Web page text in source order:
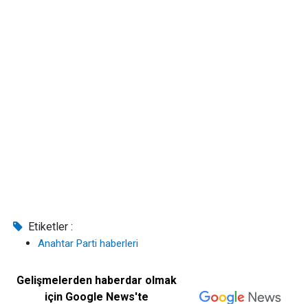
Etiketler :
Anahtar Parti haberleri
Gelişmelerden haberdar olmak
için Google News'te